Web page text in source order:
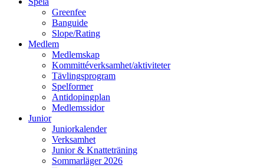
Greenfee
Banguide
Slope/Rating
Medlem
Medlemskap
Kommittéverksamhet/aktiviteter
Tävlingsprogram
Spelformer
Antidopingplan
Medlemssidor
Junior
Juniorkalender
Verksamhet
Junior & Knatteträning
Sommarläger 2026